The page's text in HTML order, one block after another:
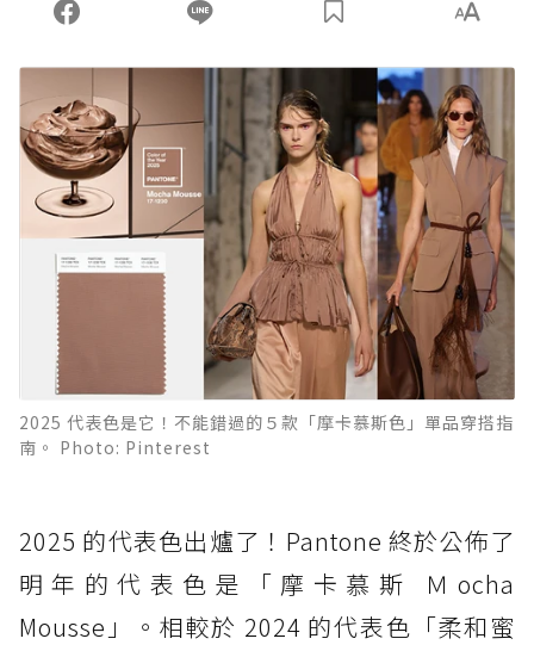
2025 代表色是它！不能錯過的５款「摩卡慕斯色」單品穿搭指
南。 Photo: Pinterest
2025 的代表色出爐了！Pantone 終於公佈了
明年的代表色是「摩卡慕斯 Ｍocha
Mousse」。相較於 2024 的代表色「柔和蜜